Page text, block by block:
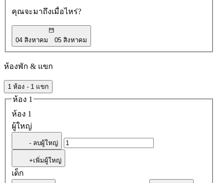
คุณจะมาถึงเมื่อไหร่?
04 สิงหาคม 05 สิงหาคม
ห้องพัก & แขก
1 ห้อง - 1 แขก
ห้อง 1
ห้อง 1
ผู้ใหญ่
- ลบผู้ใหญ่
+เพิ่มผู้ใหญ่
เด็ก